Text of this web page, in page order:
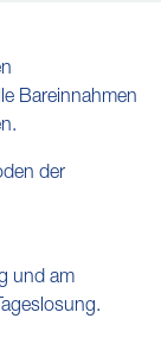
Bareinnahmen
der
und am